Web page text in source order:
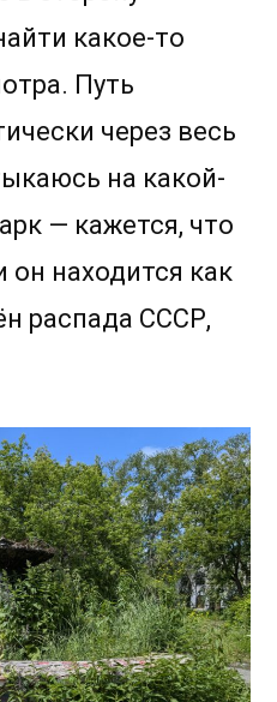
какое-то
Путь
через весь
на какой-
— кажется, что
он находится как
распада СССР,